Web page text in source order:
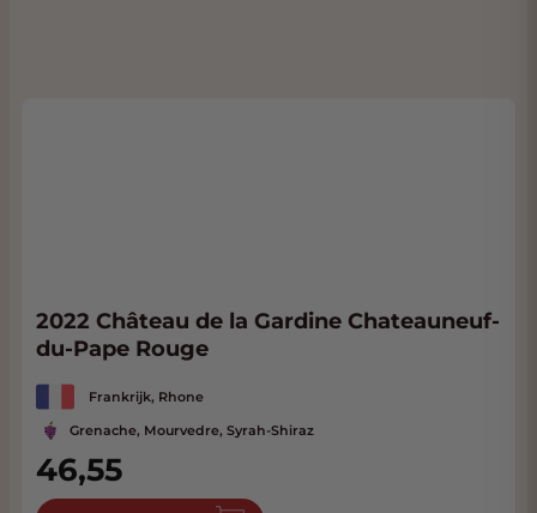
2022 Château de la Gardine Chateauneuf-
du-Pape Rouge
Frankrijk, Rhone
Grenache, Mourvedre, Syrah-Shiraz
46,55